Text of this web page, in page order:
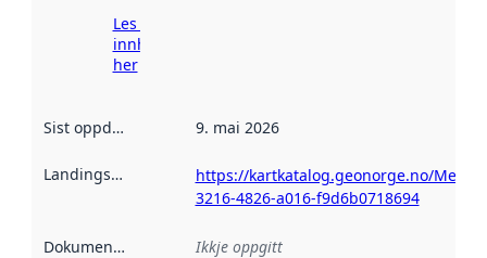
Les meir om
innhenting
her
Sist oppdatert 9. mai 2026
Landingsside
https://kartkatalog.geonorge.no/
3216-4826-a016-f9d6b0718694
Dokumentasjon Ikkje oppgitt